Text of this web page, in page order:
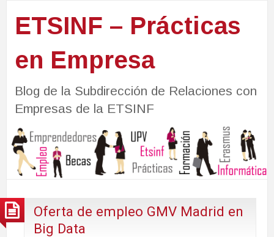
ETSINF – Prácticas
en Empresa
Blog de la Subdirección de Relaciones con
Empresas de la ETSINF
Oferta de empleo GMV Madrid en
Big Data